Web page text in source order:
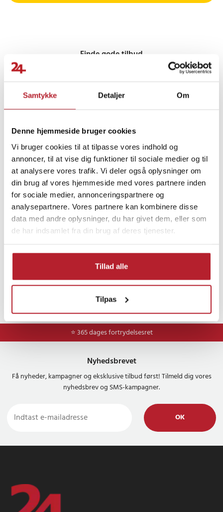
Samtykke Detaljer Om
Denne hjemmeside bruger cookies
Vi bruger cookies til at tilpasse vores indhold og
annoncer, til at vise dig funktioner til sociale medier og til
at analysere vores trafik. Vi deler også oplysninger om
din brug af vores hjemmeside med vores partnere inden
for sociale medier, annonceringspartnere og
analysepartnere. Vores partnere kan kombinere disse
data med andre oplysninger, du har givet dem, eller som
de har indsamlet fra din brug af deres tjenester.
Tillad alle
Tilpas
Finde gode tilbud
Udsalg Smartphones Tilbehør
Strømadaptere
Udsalg 50-99 Kronor Rengøring & tøjpleje
Vinduespudsning Udsalg El-produkter
Hjemmeelektronik
⭐ 365 dages fortrydelsesret
Nyhedsbrevet
Få nyheder, kampagner og eksklusive tilbud først! Tilmeld dig vores
nyhedsbrev og SMS-kampagner.
OK